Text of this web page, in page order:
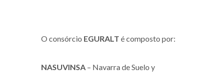
O consórcio EGURALT é composto por:
NASUVINSA – Navarra de Suelo y